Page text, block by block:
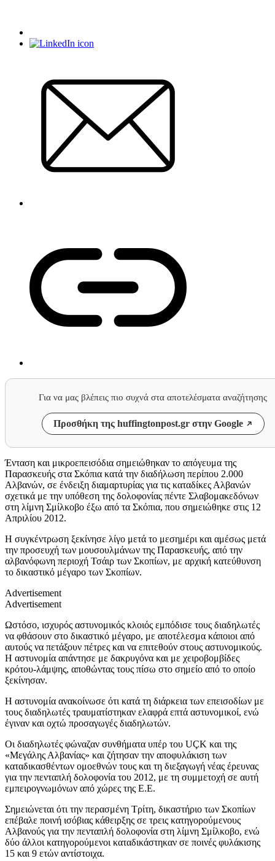
Για να μας βλέπεις πιο συχνά στα αποτελέσματα αναζήτησης
Προσθήκη της huffingtonpost.gr στην Google
Ένταση και μικροεπεισόδια σημειώθηκαν το απόγευμα της
Παρασκευής στα Σκόπια κατά την διαδήλωση περίπου 2.000
Αλβανών, σε ένδειξη διαμαρτυρίας για τις καταδίκες Αλβανών
σχετικά με την υπόθεση της δολοφονίας πέντε Σλαβομακεδόνων
στη λίμνη Σμίλκοβο έξω από τα Σκόπια, που σημειώθηκε στις 12
Απριλίου 2012.
Η συγκέντρωση ξεκίνησε λίγο μετά το μεσημέρι και αμέσως μετά
την προσευχή των μουσουλμάνων της Παρασκευής, από την
αλβανόφωνη περιοχή Τσάιρ των Σκοπίων, με αρχική κατεύθυνση
το δικαστικό μέγαρο των Σκοπίων.
Advertisement
Advertisement
Ωστόσο, ισχυρός αστυνομικός κλοιός εμπόδισε τους διαδηλωτές
να φθάσουν στο δικαστικό μέγαρο, με αποτέλεσμα κάποιοι από
αυτούς να πετάξουν πέτρες και να επιτεθούν στους αστυνομικούς.
Η αστυνομία απάντησε με δακρυγόνα και με χειροβομβίδες
κρότου-λάμψης, αποθώντας τους πίσω στο σημείο από το οποίο
ξεκίνησαν.
Η αστυνομία ανακοίνωσε ότι κατά τη διάρκεια των επεισοδίων με
τους διαδηλωτές τραυματίστηκαν ελαφρά επτά αστυνομικοί, ενώ
έγιναν και οχτώ προσαγωγές διαδηλωτών.
Οι διαδηλωτές φώναζαν συνθήματα υπέρ του UÇK και της
«Μεγάλης Αλβανίας» και ζήτησαν την αποφυλάκιση των
καταδικασθέντων ομοεθνών τους και τη διεξαγωγή νέας έρευνας
για την πενταπλή δολοφονία του 2012, με τη συμμετοχή σε αυτή
εμπειρογνωμόνων από χώρες της Ε.Ε.
Σημειώνεται ότι την περασμένη Τρίτη, δικαστήριο των Σκοπίων
επέβαλε ποινή ισόβιας κάθειρξης σε τρεις κατηγορούμενους
Αλβανούς για την πενταπλή δολοφονία στη λίμνη Σμίλκοβο, ενώ
δύο άλλοι κατηγορούμενοι καταδικάστηκαν σε ποινές φυλάκισης
15 και 9 ετών αντίστοιχα.